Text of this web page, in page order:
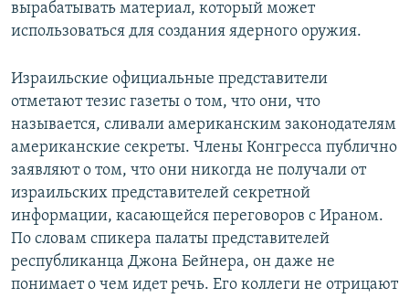
вырабатывать материал, который может
использоваться для создания ядерного оружия.
Израильские официальные представители
отметают тезис газеты о том, что они, что
называется, сливали американским законодателям
американские секреты. Члены Конгресса публично
заявляют о том, что они никогда не получали от
израильских представителей секретной
информации, касающейся переговоров с Ираном.
По словам спикера палаты представителей
республиканца Джона Бейнера, он даже не
понимает о чем идет речь. Его коллеги не отрицают